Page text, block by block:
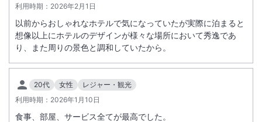
利用時期： 2026年2月1日
以前からおしゃれなホテルで気になっていたが実際に泊まると
想像以上にホテルのデザインが様々な場所において秀逸であ
り、また周りの景色と調和していたから。
20代 女性
レジャー・観光
利用時期： 2026年1月10日
食事、部屋、サービス全てが最高でした。